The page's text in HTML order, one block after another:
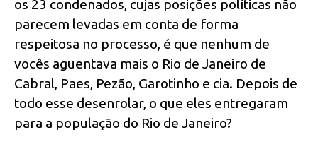
os 23 condenados, cujas posições políticas não
parecem levadas em conta de forma
respeitosa no processo, é que nenhum de
vocês aguentava mais o Rio de Janeiro de
Cabral, Paes, Pezão, Garotinho e cia. Depois de
todo esse desenrolar, o que eles entregaram
para a população do Rio de Janeiro?